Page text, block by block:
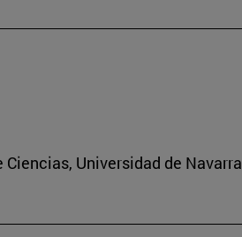
Universidad de Navarra